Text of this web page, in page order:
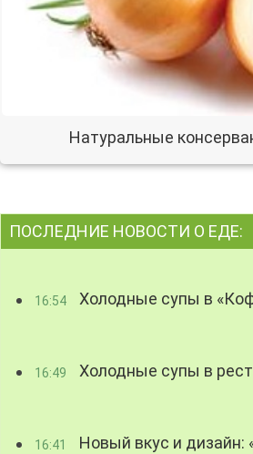
Натуральные
ПОСЛЕДНИЕ НОВОСТИ О ЕДЕ:
16:54 Холодные супы в
16:49 Холодные супы в
16:41
Новый вкус и дизайн: